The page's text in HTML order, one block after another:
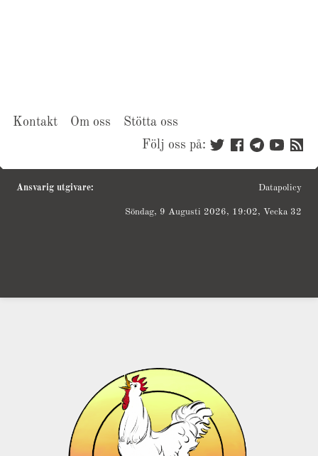
Kontakt Om oss
Stötta oss
Följ oss på:
Ansvarig utgivare: Datapolicy
Söndag, 9 Augusti 2026, 19:02, Vecka 32